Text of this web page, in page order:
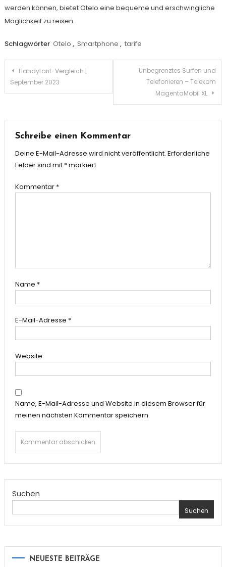
werden können, bietet Otelo eine bequeme und erschwingliche
Möglichkeit zu reisen.
Schlagwörter Otelo , Smartphone , tarife
Beitragsnavigation
Handytarif-Vergleich |
September 2023
Unbegrenztes Surfen und
Telefonieren – Telekom
MagentaMobil XL
Schreibe einen Kommentar
Deine E-Mail-Adresse wird nicht veröffentlicht. Erforderliche
Felder sind mit *markiert
Kommentar *
Name *
E-Mail-Adresse *
Website
Name, E-Mail-Adresse und Website in diesem Browser für
meinen nächsten Kommentar speichern.
Suchen
Suchen
NEUESTE BEITRÄGE